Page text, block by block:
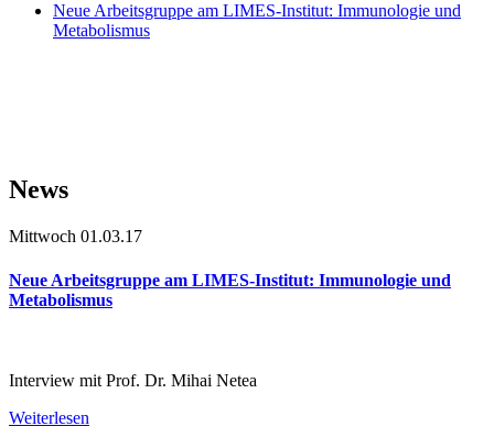
Neue Arbeitsgruppe am LIMES-Institut: Immunologie und
Metabolismus
News
Mittwoch 01.03.17
Neue Arbeitsgruppe am LIMES-Institut: Immunologie und
Metabolismus
Interview mit Prof. Dr. Mihai Netea
Weiterlesen